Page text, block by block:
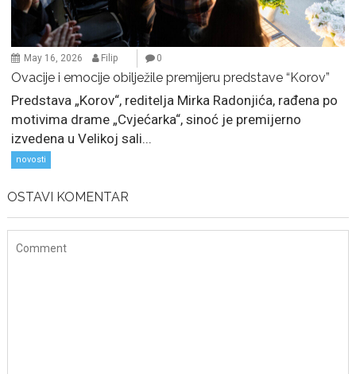
May 16, 2026 Filip 0
Ovacije i emocije obilježile premijeru predstave “Korov”
Predstava „Korov“, reditelja Mirka Radonjića, rađena po
motivima drame „Cvjećarka“, sinoć je premijerno
izvedena u Velikoj sali...
novosti
OSTAVI KOMENTAR